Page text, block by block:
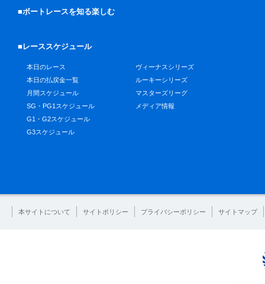
■ボートレースを知る楽しむ
■レーススケジュール
本日のレース
本日の払戻金一覧
月間スケジュール
SG・PG1スケジュール
G1・G2スケジュール
G3スケジュール
ヴィーナスシリーズ
ルーキーシリーズ
マスターズリーグ
メディア情報
本サイトについて サイトポリシー プライバシーポリシー サイトマップ